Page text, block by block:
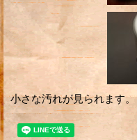
小さな汚れが見られます。